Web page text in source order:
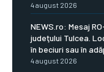
4 august 2026
NEWS.ro: Mesaj
judeţului Tulcea.
în beciuri sau în
4 august 2026